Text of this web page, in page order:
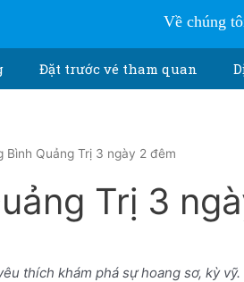
Về chúng
Đặt trước vé tham quan
Bình Quảng Trị 3 ngày 2 đêm
Trị 3
thích khám phá sự hoang sơ, kỳ